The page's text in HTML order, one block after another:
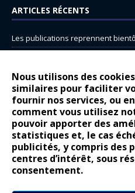
Nous utilisons des
similaires pour faciliter
fournir nos services, ou
comment vous utilisez
pouvoir apporter des
statistiques et, le cas
publicités, y compris des
centres d’intérêt, sous
consentement.
ARTICLES RÉCENTS
Les publications reprennent
14 juillet : nouveau film de
Renault Espace : voyage, voyage…
Peugeot E-208 GTi : naissance
COMMENTAIRES RÉCENTS
Bernard DardartdansDacia